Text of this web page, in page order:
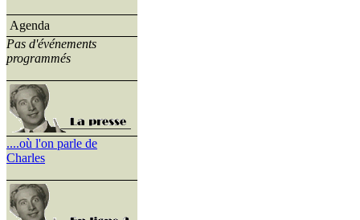
Agenda
Pas d'événements
programmés
....où l'on parle de
Charles